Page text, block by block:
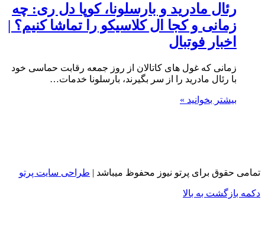
رئال مادرید و بارسلونا، کوپا دل ری: چه
زمانی و کجا ال کلاسیکو را تماشا کنیم؟ |
اخبار فوتبال
زمانی که غول های کاتالان از روز جمعه رقابت حماسی خود
با رئال مادرید را از سر بگیرند، بارسلونا خدمات…
بیشتر بخوانید »
تمامی حقوق برای پرتو نیوز محفوظ میباشد | طراحی سایت پرتو
دکمه بازگشت به بالا